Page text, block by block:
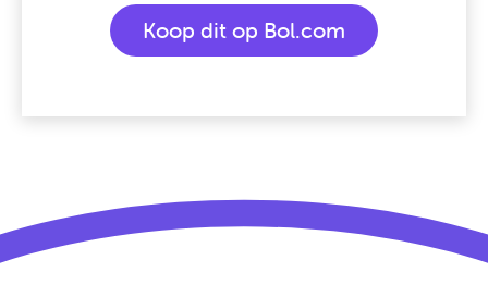
Koop dit op Bol.com